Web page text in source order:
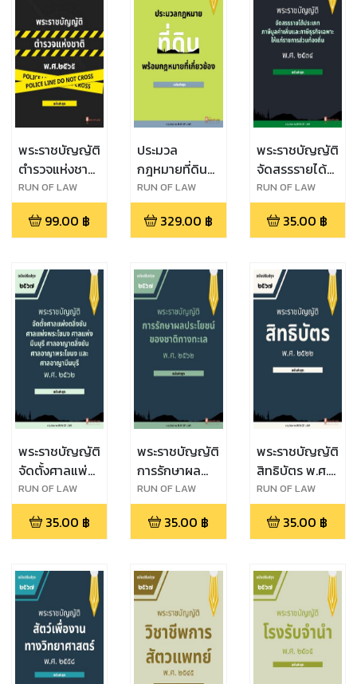
พระราชบัญญัติ
ตำรวจแห่งชาติ
พ.ศ. ๒๕๖๕
RUN OF LAW
99.00 ฿
ประมวล
กฎหมายที่ดิน
พร้อมกฎหมาย
ที่เกี่ยวข้อง
RUN OF LAW
329.00 ฿
พระราชบัญญัติ
จัดสรรรายได้
ประเภทภาษี
มูลค่าเพิ่มและ
ภาษีธุรกิจเฉพาะ
ส่วนท้องถิ่น
พ.ศ. ๒๕๓๔
RUN OF LAW
35.00 ฿
พระราชบัญญัติ
จัดตั้งศาลแพ่ง
ตลิ่งชัน ศาล
แพ่งพระโขนง
ศาลแพ่งมีนบุรี
ตลิ่งชัน ศาล
อาญาพระโขนง
และศาลอาญา
มีนบุรี พ.ศ.
๒๕๖๒
RUN OF LAW
35.00 ฿
พระราชบัญญัติ
การรักษาผล
ประโยชน์ของ
ชาติทางทะเล
พ.ศ. ๒๕๖๒
RUN OF LAW
35.00 ฿
พระราชบัญญัติ
สิทธิบัตร พ.ศ.
๒๕๒๒
RUN OF LAW
35.00 ฿